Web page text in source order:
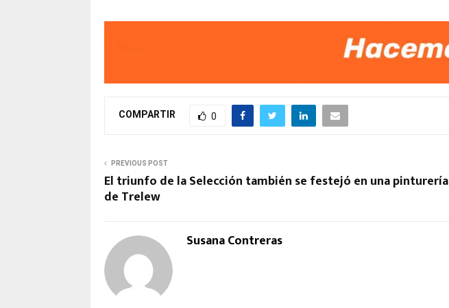
COMPARTIR 0
PREVIOUS POST
El triunfo de la Selección también se festejó en una pinturería
de Trelew
Susana Contreras